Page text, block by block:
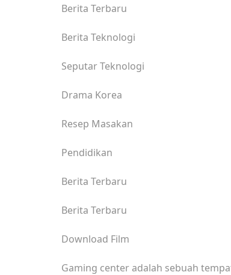
Berita Terbaru
Berita Teknologi
Seputar Teknologi
Drama Korea
Resep Masakan
Pendidikan
Berita Terbaru
Berita Terbaru
Download Film
Gaming center adalah sebuah